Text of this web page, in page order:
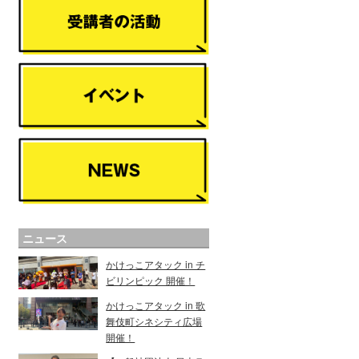
ニュース
かけっこアタック in チ
ビリンピック 開催！
かけっこアタック in 歌
舞伎町シネシティ広場
開催！